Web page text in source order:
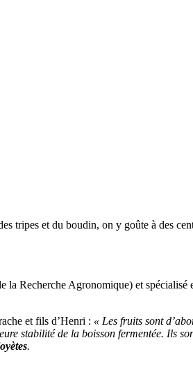
tripes et du boudin, on y goûte à des
Recherche Agronomique) et
et fils d’Henri : « Les fruits sont
stabilité de la boisson fermentée. Ils
.